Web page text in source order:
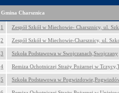
Gmina Charsznica
1 Zespół Szkół w Miechowie- Charsznicy, ul.
2 Zespół Szkół w Miechowie-Charsznicy, ul.
3 Szkoła Podstawowa w Swojczanach,Swojczany
4 Remiza Ochotniczej Straży Pożarnej w
5 Szkoła Podstawowa w